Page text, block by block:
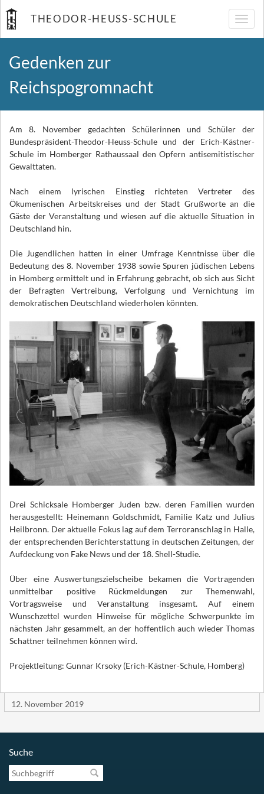
THEODOR-HEUSS-SCHULE
Gedenken zur
Reichspogromnacht
Am 8. November gedachten Schülerinnen und Schüler der
Bundespräsident-Theodor-Heuss-Schule und der Erich-Kästner-
Schule im Homberger Rathaussaal den Opfern antisemitistischer
Gewalttaten.
Nach einem lyrischen Einstieg richteten Vertreter des
Ökumenischen Arbeitskreises und der Stadt Grußworte an die
Gäste der Veranstaltung und wiesen auf die aktuelle Situation in
Deutschland hin.
Die Jugendlichen hatten in einer Umfrage Kenntnisse über die
Bedeutung des 8. November 1938 sowie Spuren jüdischen Lebens
in Homberg ermittelt und in Erfahrung gebracht, ob sich aus Sicht
der Befragten Vertreibung, Verfolgung und Vernichtung im
demokratischen Deutschland wiederholen könnten.
Drei Schicksale Homberger Juden bzw. deren Familien wurden
herausgestellt: Heinemann Goldschmidt, Familie Katz und Julius
Heilbronn. Der aktuelle Fokus lag auf dem Terroranschlag in Halle,
der entsprechenden Berichterstattung in deutschen Zeitungen, der
Aufdeckung von Fake News und der 18. Shell-Studie.
Über eine Auswertungszielscheibe bekamen die Vortragenden
unmittelbar positive Rückmeldungen zur Themenwahl,
Vortragsweise und Veranstaltung insgesamt. Auf einem
Wunschzettel wurden Hinweise für mögliche Schwerpunkte im
nächsten Jahr gesammelt, an der hoffentlich auch wieder Thomas
Schattner teilnehmen können wird.
Projektleitung: Gunnar Krsoky (Erich-Kästner-Schule, Homberg)
12. November 2019
Suche
Suchbegriff